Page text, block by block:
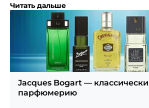
Это восточный, интенсивный запах,
и привлекающий внимание. Парфюм
во флакон темного цвета,
буквами. Почувствуй тепло
ароматом для мужчин. Его
ни одну красавицу равнодушной!
зеленый горошек, тмин, кардамон.
древесные ароматы и пачули.
мох, мускус, ветивер, кедр
Читать дальше
Jacques Bogart —
парфюмерию